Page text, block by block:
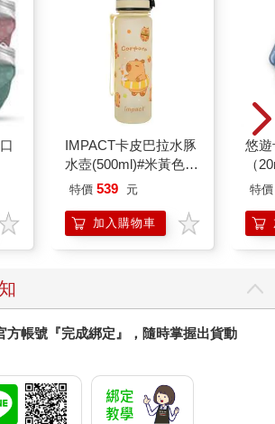
IMPACT卡皮巴拉水豚
水壺(500ml)#米黃色
IM00B18YL
特價 539 元
加入購物車
悠
（
特價
方帳號『完成綁定』，隨時掌握出貨動